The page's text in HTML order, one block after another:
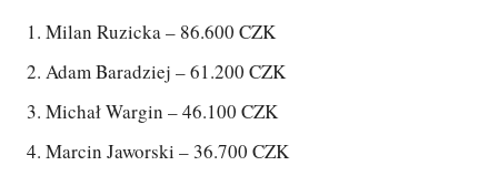
Milan Ruzicka – 86.600 CZK
Adam Baradziej – 61.200 CZK
Michał Wargin – 46.100 CZK
Marcin Jaworski – 36.700 CZK